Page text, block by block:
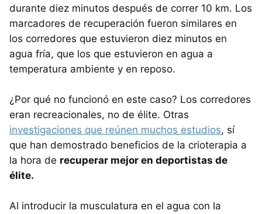
durante diez minutos después de correr 10 km. Los
marcadores de recuperación fueron similares en
los corredores que estuvieron diez minutos en
agua fría, que los que estuvieron en agua a
temperatura ambiente y en reposo.
¿Por qué no funcionó en este caso? Los corredores
eran recreacionales, no de élite. Otras
investigaciones que reúnen muchos estudios, sí
que han demostrado beneficios de la crioterapia a
la hora de recuperar mejor en deportistas de
élite.
Al introducir la musculatura en el agua con la